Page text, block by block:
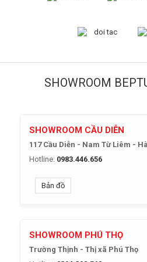
SHOWROOM
SHOWROOM CẦU DIỄN
117 Cầu Diễn - Nam Từ Liêm -
Hotline: 0983.446.656
Bản đồ
SHOWROOM PHÚ THỌ
Trường Thịnh - Thị xã Phú Thọ